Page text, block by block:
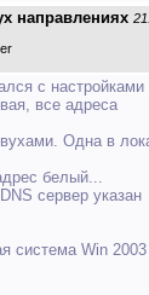
направлениях
с настройками
все адреса
Одна в
белый...
сервер указан
система Win